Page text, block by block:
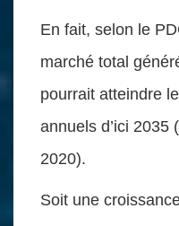
En fait, selon le
marché total
pourrait atteindre
annuels d’ici 2035
2020).
Soit une